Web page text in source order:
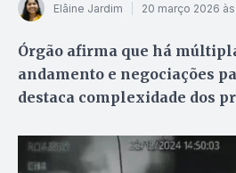
Elâine Jardim 20 março 2026
Órgão afirma que há
andamento e negociações
destaca complexidade dos